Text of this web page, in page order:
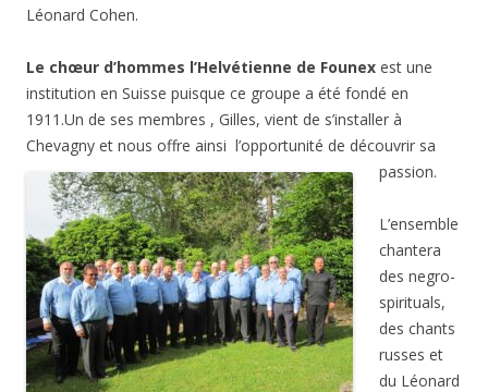
Léonard Cohen.
Le chœur d’hommes l’Helvétienne de Founex est une
institution en Suisse puisque ce groupe a été fondé en
1911.Un de ses membres , Gilles, vient de s’installer à
Chevagny et nous offre ainsi l’opportunité de découvrir sa
passion.
L’ensemble
chantera
des negro-
spirituals,
des chants
russes et
du Léonard